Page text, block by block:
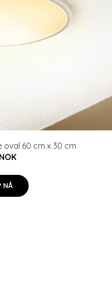
oval 60 cm x 30 cm
NÅ